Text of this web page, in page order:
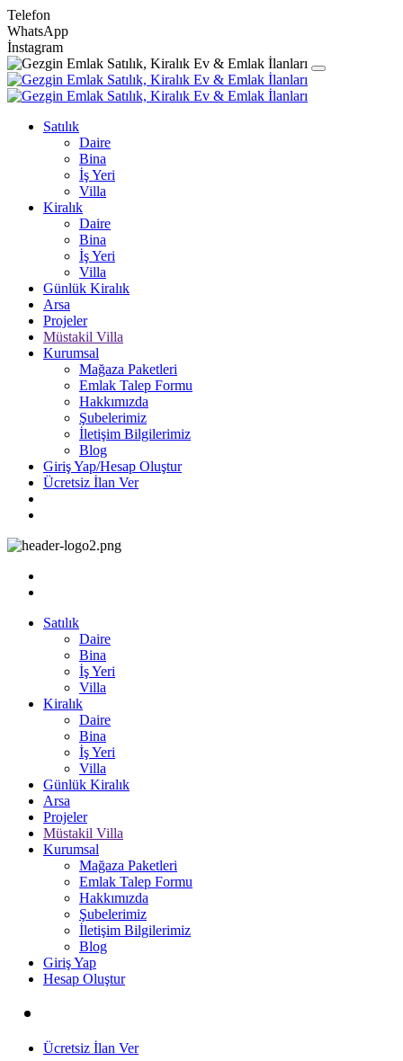
Telefon
WhatsApp
İnstagram
Satılık
Daire
Bina
İş Yeri
Villa
Kiralık
Daire
Bina
İş Yeri
Villa
Günlük Kiralık
Arsa
Projeler
Müstakil Villa
Kurumsal
Mağaza Paketleri
Emlak Talep Formu
Hakkımızda
Şubelerimiz
İletişim Bilgilerimiz
Blog
Giriş Yap/Hesap Oluştur
Ücretsiz İlan Ver
Satılık
Daire
Bina
İş Yeri
Villa
Kiralık
Daire
Bina
İş Yeri
Villa
Günlük Kiralık
Arsa
Projeler
Müstakil Villa
Kurumsal
Mağaza Paketleri
Emlak Talep Formu
Hakkımızda
Şubelerimiz
İletişim Bilgilerimiz
Blog
Giriş Yap
Hesap Oluştur
Ücretsiz İlan Ver